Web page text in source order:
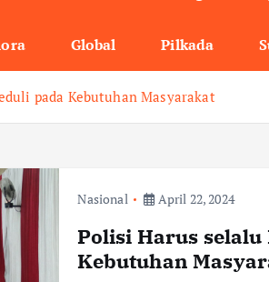
Global Pilkada
pada Kebutuhan Masyarakat
Nasional April 22, 2024
Polisi Harus
Kebutuhan